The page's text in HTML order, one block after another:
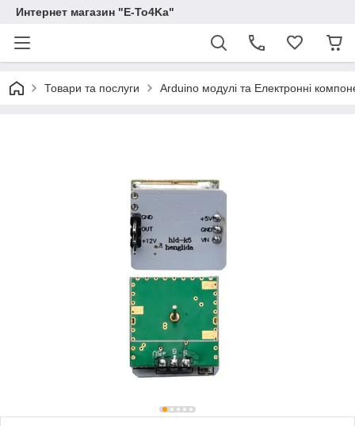
Интернет магазин "E-To4Ka"
Товари та послуги Arduino модулі та Електронні